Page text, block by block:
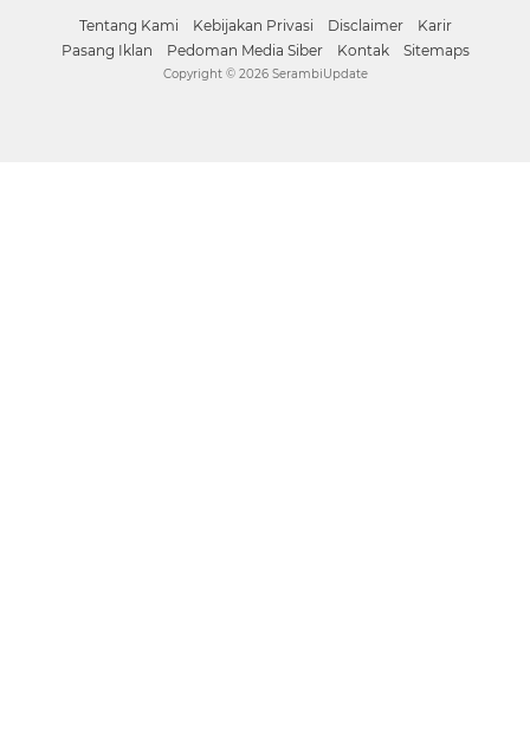
Tentang Kami Kebijakan Privasi Disclaimer
Karir
Pasang Iklan
Pedoman Media Siber Kontak Sitemaps
Copyright © 2026 SerambiUpdate